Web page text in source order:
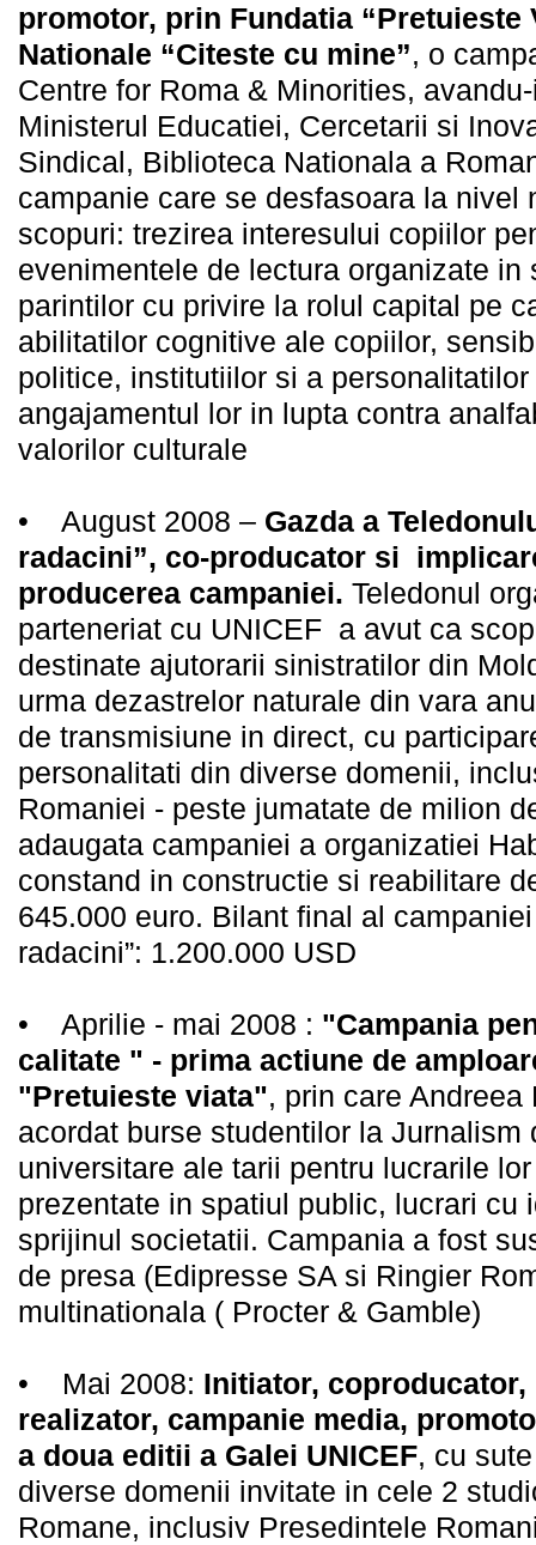
promotor, prin Fundatia “Pretuieste
Nationale “Citeste cu mine”, o
Centre for Roma & Minorities,
Ministerul Educatiei, Cercetarii si
Sindical, Biblioteca Nationala a
campanie care se desfasoara la nivel
scopuri: trezirea interesului copiilor
evenimentele de lectura organizate
parintilor cu privire la rolul capital pe
abilitatilor cognitive ale copiilor,
politice, institutiilor si a
angajamentul lor in lupta contra
valorilor culturale
• August 2008 – Gazda a
radacini”, co-producator si
producerea campaniei. Teledonul
parteneriat cu UNICEF a avut ca
destinate ajutorarii sinistratilor din
urma dezastrelor naturale din vara
de transmisiune in direct, cu
personalitati din diverse domenii,
Romaniei - peste jumatate de milion
adaugata campaniei a organizatiei
constand in constructie si reabilitare
645.000 euro. Bilant final al
radacini”: 1.200.000 USD
• Aprilie - mai 2008 : "Campania
calitate " - prima actiune de
"Pretuieste viata", prin care
acordat burse studentilor la Jurnalism
universitare ale tarii pentru lucrarile
prezentate in spatiul public, lucrari cu
sprijinul societatii. Campania a fost
de presa (Edipresse SA si Ringier
multinationala ( Procter & Gamble)
• Mai 2008: Initiator,
realizator, campanie media,
a doua editii a Galei UNICEF, cu
diverse domenii invitate in cele 2
Romane, inclusiv Presedintele